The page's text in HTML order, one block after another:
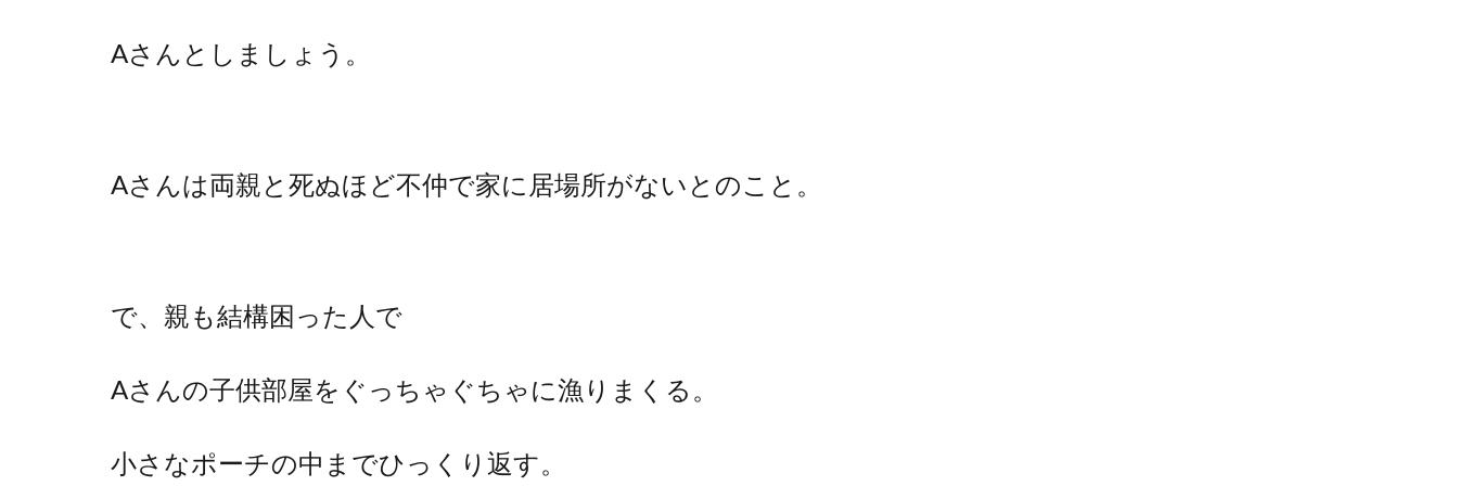
Aさんとしましょう。
Aさんは両親と死ぬほど不仲で家に居場所がないとのこと。
で、親も結構困った人で
Aさんの子供部屋をぐっちゃぐちゃに漁りまくる。
小さなポーチの中までひっくり返す。